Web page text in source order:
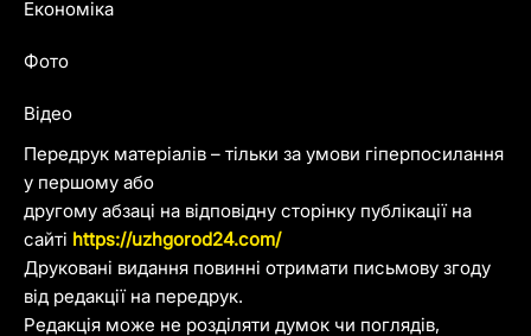
Передрук матеріалів – тільки за умови гіперпосилання
у першому або
другому абзаці на відповідну сторінку публікації на
сайті https://uzhgorod24.com/
Друковані видання повинні отримати письмову згоду
від редакції на передрук.
Редакція може не розділяти думок чи поглядів,
Економіка
Фото
Відео